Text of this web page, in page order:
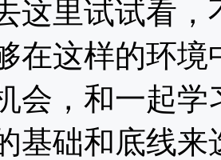
这里试试看
在这样的环
会，和一起
基础和底线